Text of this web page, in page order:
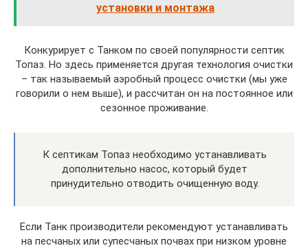
установки и монтажа
Конкурирует с Танком по своей популярности септик
Топаз. Но здесь применяется другая технология очистки
– так называемый аэробный процесс очистки (мы уже
говорили о нем выше), и рассчитан он на постоянное или
сезонное проживание.
К септикам Топаз необходимо устанавливать
дополнительно насос, который будет
принудительно отводить очищенную воду.
Если Танк производители рекомендуют устанавливать
на песчаных или супесчаных почвах при низком уровне